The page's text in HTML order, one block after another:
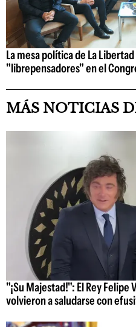
La mesa política de La
"librepensadores" en el
MÁS NOTICIAS
"¡Su Majestad!": El Rey
volvieron a saludarse con